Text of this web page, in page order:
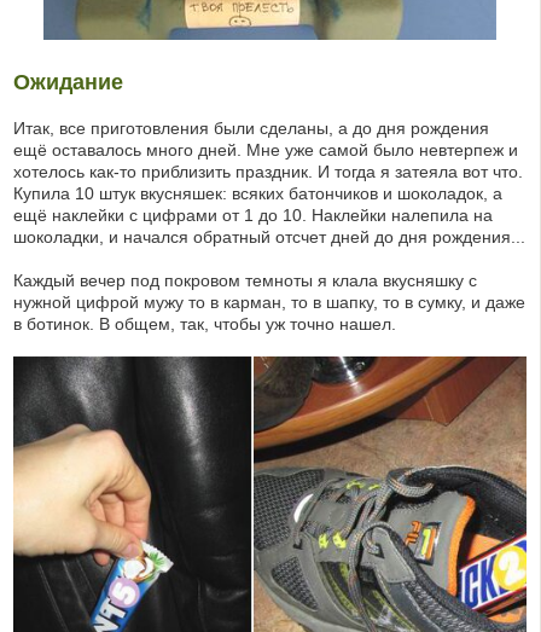
Ожидание
Итак, все приготовления были сделаны, а до дня рождения
ещё оставалось много дней. Мне уже самой было невтерпеж и
хотелось как-то приблизить праздник. И тогда я затеяла вот что.
Купила 10 штук вкусняшек: всяких батончиков и шоколадок, а
ещё наклейки с цифрами от 1 до 10. Наклейки налепила на
шоколадки, и начался обратный отсчет дней до дня рождения...
Каждый вечер под покровом темноты я клала вкусняшку с
нужной цифрой мужу то в карман, то в шапку, то в сумку, и даже
в ботинок. В общем, так, чтобы уж точно нашел.